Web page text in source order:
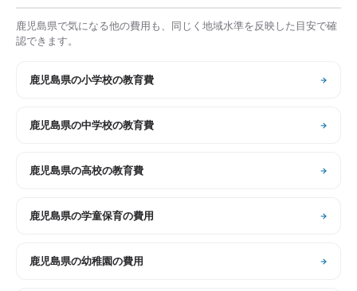
鹿児島県で気になる他の費用も、同じく地域水準を反映した目安で確
認できます。
鹿児島県の小学校の教育費
鹿児島県の中学校の教育費
鹿児島県の高校の教育費
鹿児島県の学童保育の費用
鹿児島県の幼稚園の費用